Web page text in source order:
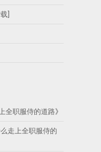
]
全职服侍的道路》
走上全职服侍的